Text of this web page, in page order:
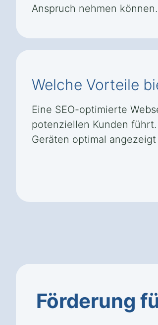
Anspruch nehmen können.
Welche Vorteile
Eine SEO-optimierte
potenziellen Kunden
Geräten optimal
Förderung